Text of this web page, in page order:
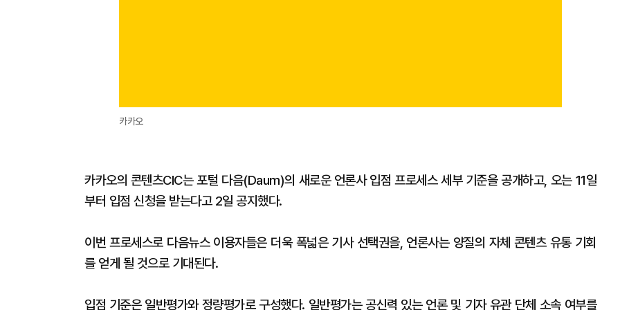
카카오
카카오의 콘텐츠CIC는 포털 다음(Daum)의 새로운 언론사 입점 프로세스 세부 기준을 공개하고, 오는 11일
부터 입점 신청을 받는다고 2일 공지했다.
이번 프로세스로 다음뉴스 이용자들은 더욱 폭넓은 기사 선택권을, 언론사는 양질의 자체 콘텐츠 유통 기회
를 얻게 될 것으로 기대된다.
입점 기준은 일반평가와 정량평가로 구성했다. 일반평가는 공신력 있는 언론 및 기자 유관 단체 소속 여부를